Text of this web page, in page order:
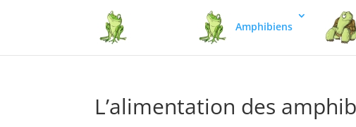
Amphibiens
L’alimentation des